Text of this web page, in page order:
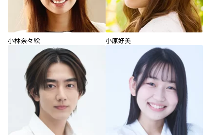
小林奈々絵 小原好美